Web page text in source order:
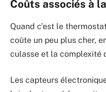
Coûts associés à
Quand c’est le
coûte un peu plus cher,
culasse et la complexité
Les capteurs